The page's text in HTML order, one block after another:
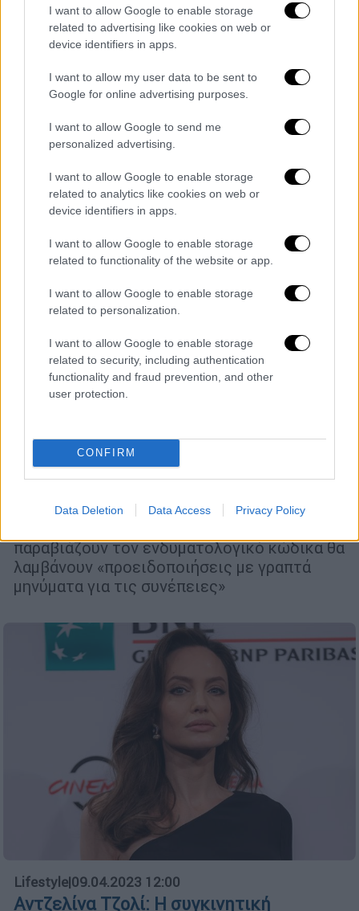
I want to allow Google to enable storage
related to advertising like cookies on web or
device identifiers in apps.
I want to allow my user data to be sent to
Google for online advertising purposes.
I want to allow Google to send me
personalized advertising.
I want to allow Google to enable storage
related to analytics like cookies on web or
device identifiers in apps.
I want to allow Google to enable storage
related to functionality of the website or app.
I want to allow Google to enable storage
related to personalization.
I want to allow Google to enable storage
related to security, including authentication
functionality and fraud prevention, and other
user protection.
CONFIRM
Data Deletion Data Access Privacy Policy
Μεγάλη αυξηση των εκτελέσεων στο
Ιράν: Τα στοιχεία ΜΚΟ
κίνημα διαμαρτυρίας, με τέσσερις
απαγχονισμούς να συνδέονται άμεσα με
Ιράν: Τοποθετούνται κάμερες
ασφαλείας σε δημόσιους χώρους για να
εντοπίζονται οι γυναίκες που δεν
φοράνε χιτζάμπ
παραβιάζουν τον ενδυματολογικό κώδικα θα
λαμβάνουν «προειδοποιήσεις με γραπτά
μηνύματα για τις συνέπειες»
Lifestyle|09.04.2023 12:00
Αντζελίνα Τζολί: Η συγκινητική